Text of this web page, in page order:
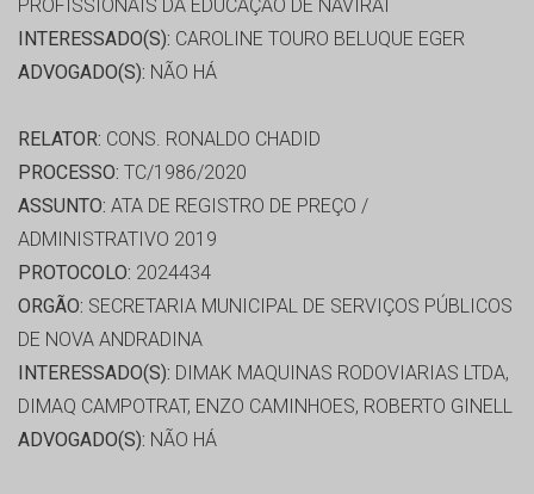
PROFISSIONAIS DA EDUCAÇÃO DE NAVIRAÍ
INTERESSADO(S): CAROLINE TOURO BELUQUE EGER
ADVOGADO(S): NÃO HÁ
RELATOR: CONS. RONALDO CHADID
PROCESSO: TC/1986/2020
ASSUNTO: ATA DE REGISTRO DE PREÇO /
ADMINISTRATIVO 2019
PROTOCOLO: 2024434
ORGÃO: SECRETARIA MUNICIPAL DE SERVIÇOS PÚBLICOS
DE NOVA ANDRADINA
INTERESSADO(S): DIMAK MAQUINAS RODOVIARIAS LTDA,
DIMAQ CAMPOTRAT, ENZO CAMINHOES, ROBERTO GINELL
ADVOGADO(S): NÃO HÁ